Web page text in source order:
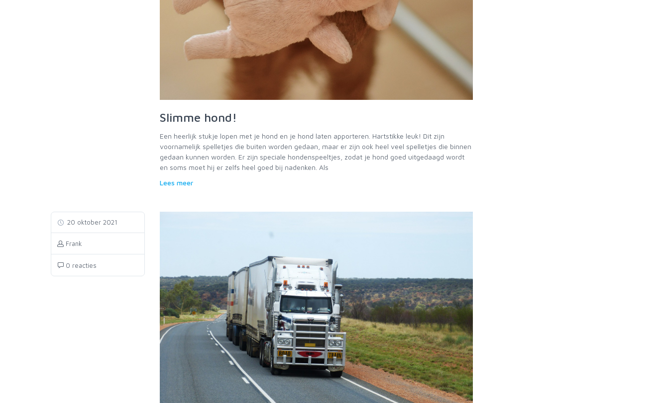
Slimme hond!
Een heerlijk stukje lopen met je hond en je hond laten apporteren. Hartstikke leuk! Dit zijn
voornamelijk spelletjes die buiten worden gedaan, maar er zijn ook heel veel spelletjes die binnen
gedaan kunnen worden. Er zijn speciale hondenspeeltjes, zodat je hond goed uitgedaagd wordt
en soms moet hij er zelfs heel goed bij nadenken. Als
Lees meer
20 oktober 2021
Frank
0 reacties